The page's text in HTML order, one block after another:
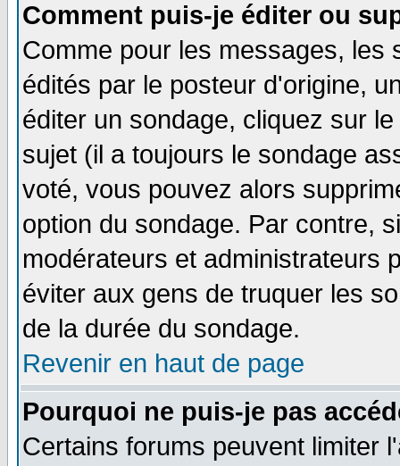
Comment puis-je éditer ou
Comme pour les messages, les
édités par le posteur d'origine,
éditer un sondage, cliquez sur
sujet (il a toujours le sondage
voté, vous pouvez alors
option du sondage. Par contre,
modérateurs et administrateurs
éviter aux gens de truquer les
de la durée du sondage.
Revenir en haut de page
Pourquoi ne puis-je pas
Certains forums peuvent limiter